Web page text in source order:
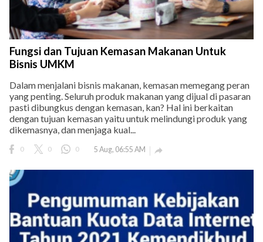
Fungsi dan Tujuan Kemasan Makanan Untuk
Bisnis UMKM
Dalam menjalani bisnis makanan, kemasan memegang peran
yang penting. Seluruh produk makanan yang dijual di pasaran
pasti dibungkus dengan kemasan, kan? Hal ini berkaitan
dengan tujuan kemasan yaitu untuk melindungi produk yang
dikemasnya, dan menjaga kual...
0 0 0 5 Aug, 06:55 AM 